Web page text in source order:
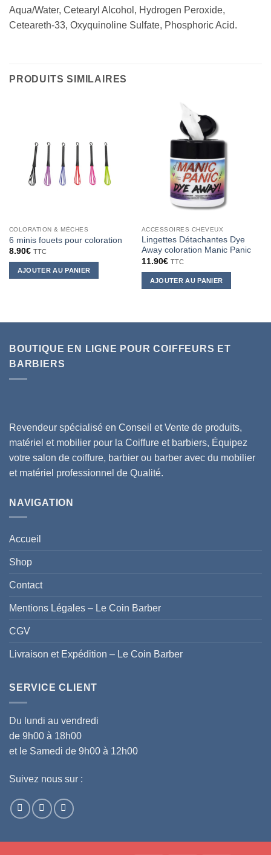
Aqua/Water, Cetearyl Alcohol, Hydrogen Peroxide,
Ceteareth-33, Oxyquinoline Sulfate, Phosphoric Acid.
PRODUITS SIMILAIRES
COLORATION & MÈCHES
6 minis fouets pour coloration
8.90€ TTC
AJOUTER AU PANIER
ACCESSOIRES CHEVEUX
Lingettes Détachantes Dye
Away coloration Manic Panic
11.90€ TTC
AJOUTER AU PANIER
BOUTIQUE EN LIGNE POUR COIFFEURS ET
BARBIERS
Revendeur spécialisé en Conseil et Vente de produits,
matériel et mobilier pour la Coiffure et barbiers, Équipez
votre salon de coiffure, barbier ou barber avec du mobilier
et matériel professionnel de Qualité.
NAVIGATION
Accueil
Shop
Contact
Mentions Légales – Le Coin Barber
CGV
Livraison et Expédition – Le Coin Barber
SERVICE CLIENT
Du lundi au vendredi
de 9h00 à 18h00
et le Samedi de 9h00 à 12h00
Suivez nous sur :